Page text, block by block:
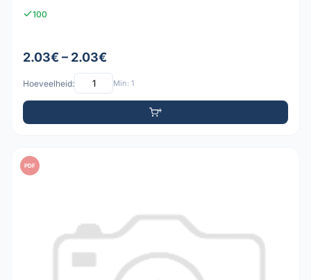
100
2.03€ – 2.03€
Hoeveelheid: Min: 1
PDF